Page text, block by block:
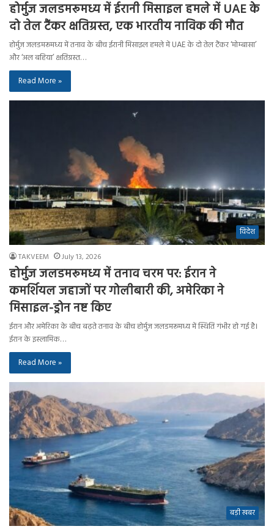
होर्मुज जलडमरूमध्य में ईरानी मिसाइल हमले में UAE के
दो तेल टैंकर क्षतिग्रस्त, एक भारतीय नाविक की मौत
होर्मुज जलडमरूमध्य में तनाव के बीच ईरानी मिसाइल हमले में UAE के दो तेल टैंकर ‘मोम्बासा’
और ‘अल बहिया’ क्षतिग्रस्त…
Read More »
विदेश
TAKVEEM July 13, 2026
होर्मुज जलडमरूमध्य में तनाव चरम पर: ईरान ने
कमर्शियल जहाजों पर गोलीबारी की, अमेरिका ने
मिसाइल-ड्रोन नष्ट किए
ईरान और अमेरिका के बीच बढ़ते तनाव के बीच होर्मुज जलडमरूमध्य में स्थिति गंभीर हो गई है।
ईरान के इस्लामिक…
Read More »
बड़ी खबर